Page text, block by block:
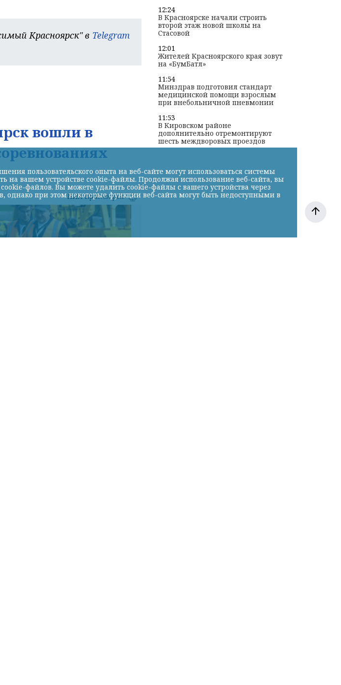
Красноярск" в Telegram
вошли в
НИА-Красноярск
12:24
В Красноярске начали строить
второй этаж новой школы на
Стасовой
12:01
Жителей Красноярского края зовут
на «БумБатл»
11:54
Минздрав подготовил стандарт
медицинской помощи взрослым
при внебольничной пневмонии
11:53
В Кировском районе
дополнительно отремонтируют
шесть междворовых проездов
пользовательского опыта на веб-сайте могут использоваться системы
на вашем устройстве cookie-файлы. Продолжая использование веб-сайта, вы
файлов. Вы можете удалить cookie-файлы с вашего устройства через
однако при этом некоторые функции веб-сайта могут быть недоступными в